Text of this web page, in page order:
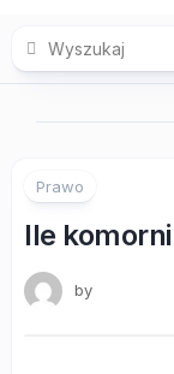
content
Prawo
Ile
by